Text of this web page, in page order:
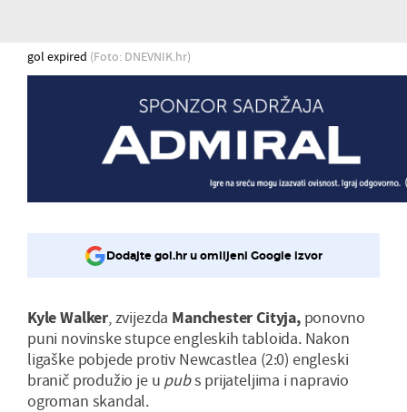
gol expired (Foto: DNEVNIK.hr)
Dodajte gol.hr u omiljeni Google izvor
Kyle Walker, zvijezda Manchester Cityja,ponovno
puni novinske stupce engleskih tabloida. Nakon
ligaške pobjede protiv Newcastlea (2:0) engleski
branič produžio je u pubs prijateljima i napravio
ogroman skandal.